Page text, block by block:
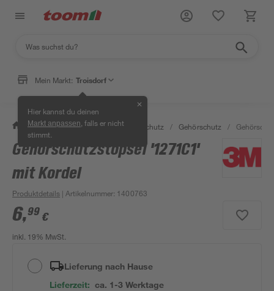
Mein Markt: Troisdorf
Hier kannst du deinen
Markt anpassen , falls er nicht
stimmt.
✕
/ Bauen & Renovieren / Arbeitsschutz / Gehörschutz /
Gehörschutzstöpsel '1271C1'
mit Kordel
Produktdetails | Artikelnummer: 1400763
6,99 €
inkl. 19% MwSt.
Lieferung nach Hause
Lieferzeit: ca. 1-3 Werktage